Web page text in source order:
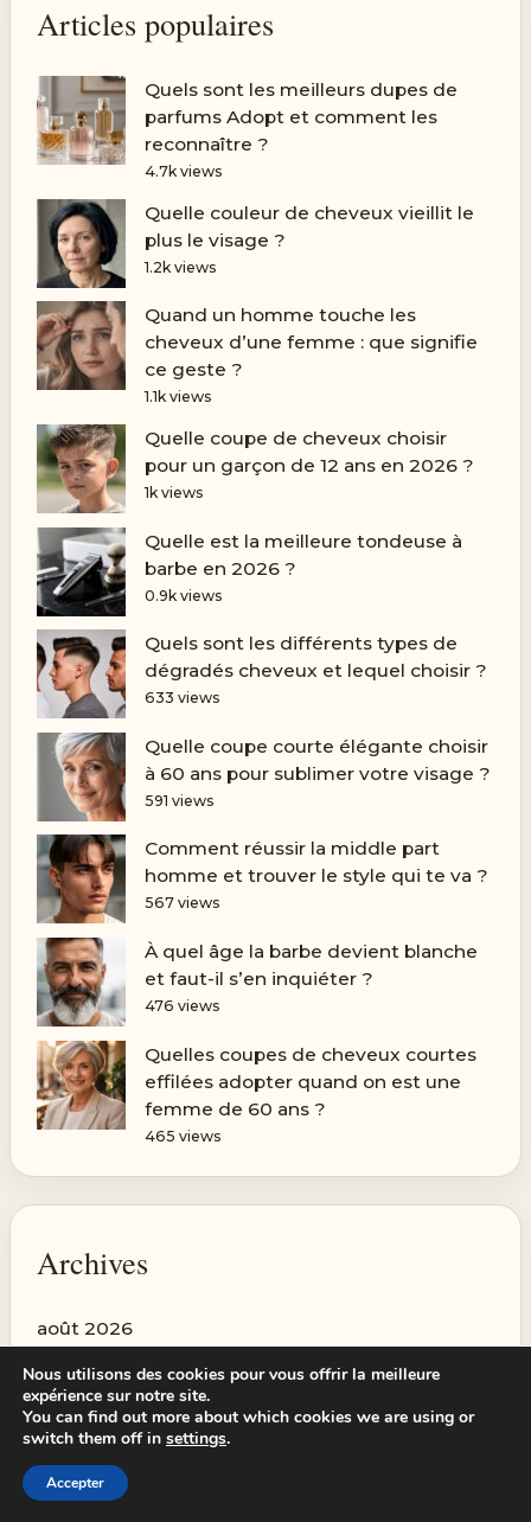
Articles populaires
Quels sont les meilleurs dupes de
parfums Adopt et comment les
reconnaître ?
4.7k views
Quelle couleur de cheveux vieillit le
plus le visage ?
1.2k views
Quand un homme touche les
cheveux d’une femme : que signifie
ce geste ?
1.1k views
Quelle coupe de cheveux choisir
pour un garçon de 12 ans en 2026 ?
1k views
Quelle est la meilleure tondeuse à
barbe en 2026 ?
0.9k views
Quels sont les différents types de
dégradés cheveux et lequel choisir ?
633 views
Quelle coupe courte élégante choisir
à 60 ans pour sublimer votre visage ?
591 views
Comment réussir la middle part
homme et trouver le style qui te va ?
567 views
À quel âge la barbe devient blanche
et faut-il s’en inquiéter ?
476 views
Quelles coupes de cheveux courtes
effilées adopter quand on est une
femme de 60 ans ?
465 views
Archives
août 2026
juillet 2026
juin 2026
avril 2026
Nous utilisons des cookies pour vous offrir la meilleure
expérience sur notre site.
You can find out more about which cookies we are using or
switch them off in settings.
Accepter